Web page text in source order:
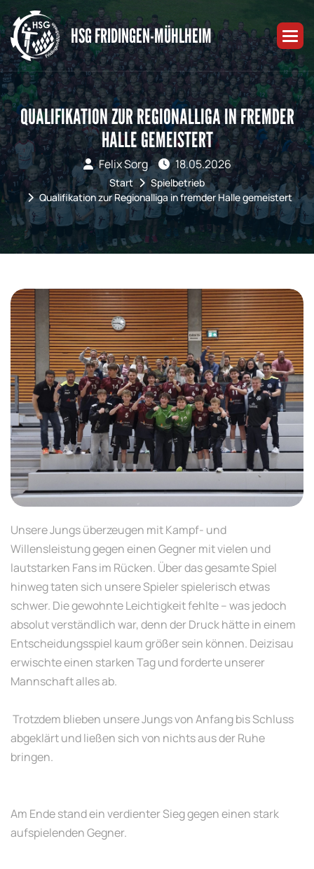
HSG FRIDINGEN-MÜHLHEIM
QUALIFIKATION ZUR REGIONALLIGA IN FREMDER
HALLE GEMEISTERT
Felix Sorg 18.05.2026
Start
Spielbetrieb
Qualifikation zur Regionalliga in fremder Halle gemeistert
Unsere Jungs überzeugen mit Kampf- und
Willensleistung gegen einen Gegner mit vielen und
lautstarken Fans im Rücken. Über das gesamte Spiel
hinweg taten sich unsere Spieler spielerisch etwas
schwer. Die gewohnte Leichtigkeit fehlte – was jedoch
absolut verständlich war, denn der Druck hätte in einem
Entscheidungsspiel kaum größer sein können. Deizisau
erwischte einen starken Tag und forderte unserer
Mannschaft alles ab.
Trotzdem blieben unsere Jungs von Anfang bis Schluss
abgeklärt und ließen sich von nichts aus der Ruhe
bringen.
Am Ende stand ein verdienter Sieg gegen einen stark
aufspielenden Gegner.